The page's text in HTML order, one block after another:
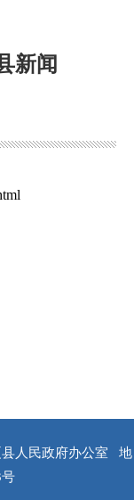
新闻
人民政府办公室
地